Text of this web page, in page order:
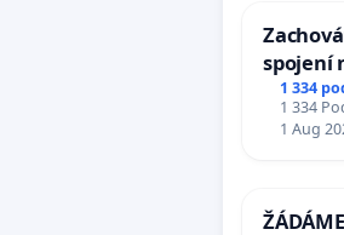
spojení
Mosty
1 334
1 334
1 Aug